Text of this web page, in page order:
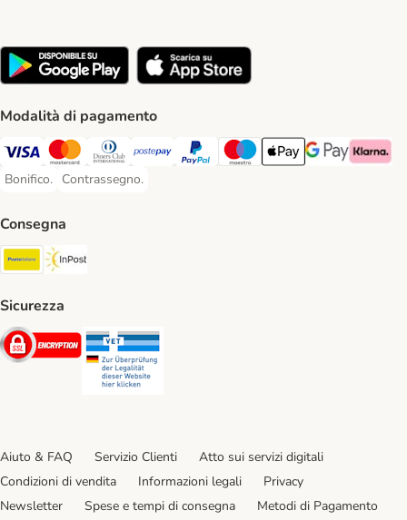
Modalità di pagamento
Visa. Payment Method
Mastercard. Payment Method
Diners Club. Payment Method
Postepay. Payment Method
PayPal. Payment Method
Maestro. Payment Method
Apple pay. Payment
Google Pay
Klarna
Bonifico.
Bonifico. Payment Method
Contrassegno.
Contrassegno. Payment Method
Consegna
Poste Italiane. Shipping Method
Sicurezza
Security
Aiuto & FAQ Servizio Clienti
Atto sui servizi digitali
Condizioni di vendita
Informazioni legali
Privacy
Newsletter
Spese e tempi di consegna Metodi di Pagamento